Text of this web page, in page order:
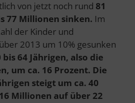
von jetzt noch rund 81
77 Millionen sinken. Im
der Kinder und
2013 um 10% gesunken
bis 64 Jährigen, also die
um ca. 16 Prozent. Die
steigt um ca. 40
Millionen auf über 22